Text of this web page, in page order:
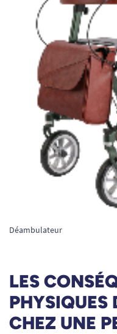
Déambulateur
LES
PHYSIQUES
CHEZ UNE